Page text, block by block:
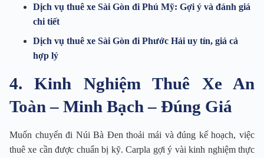
Dịch vụ thuê xe Sài Gòn đi Phú Mỹ: Gợi ý và đánh giá
chi tiết
Dịch vụ thuê xe Sài Gòn đi Phước Hải uy tín, giá cả
hợp lý
4. Kinh Nghiệm Thuê Xe An
Toàn – Minh Bạch – Đúng Giá
Muốn chuyến đi Núi Bà Đen thoải mái và đúng kế hoạch, việc
thuê xe cần được chuẩn bị kỹ. Carpla gợi ý vài kinh nghiệm thực